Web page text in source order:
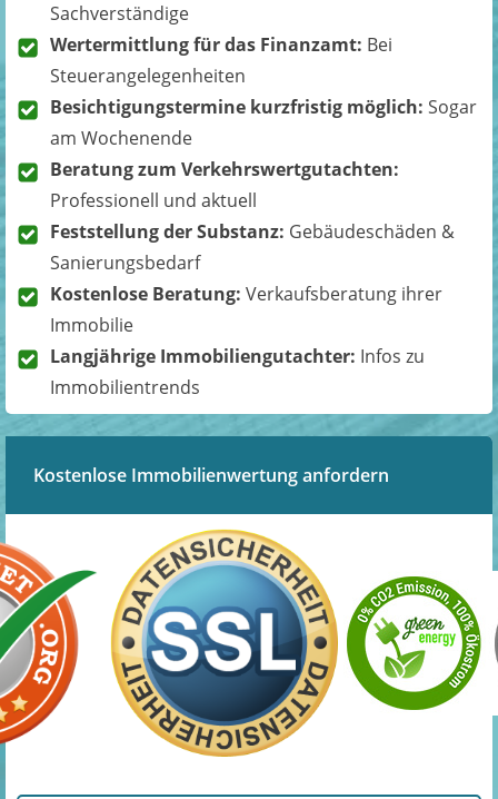
Sachverständige
Wertermittlung für das Finanzamt: Bei
Steuerangelegenheiten
Besichtigungstermine kurzfristig möglich: Sogar
am Wochenende
Beratung zum Verkehrswertgutachten:
Professionell und aktuell
Feststellung der Substanz: Gebäudeschäden &
Sanierungsbedarf
Kostenlose Beratung: Verkaufsberatung ihrer
Immobilie
Langjährige Immobiliengutachter: Infos zu
Immobilientrends
Kostenlose Immobilienwertung anfordern